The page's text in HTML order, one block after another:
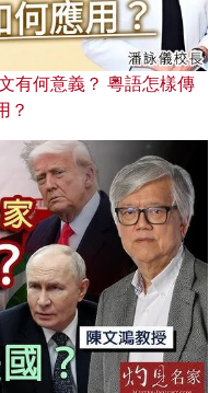
有何意義？ 粵語怎樣傳
？